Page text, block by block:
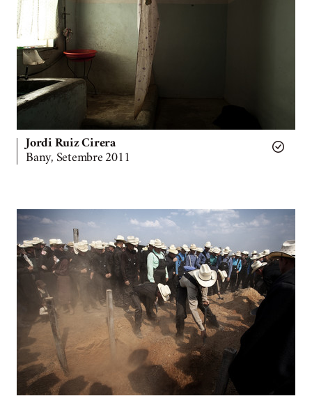
Jordi Ruiz Cirera
Bany, Setembre 2011